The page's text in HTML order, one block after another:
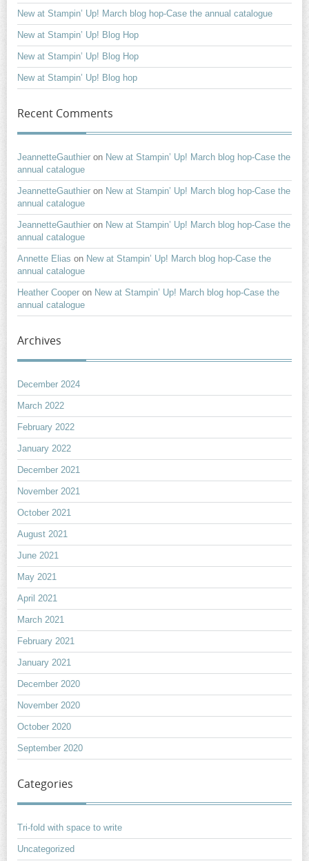
New at Stampin’ Up! March blog hop-Case the annual catalogue
New at Stampin’ Up! Blog Hop
New at Stampin’ Up! Blog Hop
New at Stampin’ Up! Blog hop
Recent Comments
JeannetteGauthier on New at Stampin’ Up! March blog hop-Case the
annual catalogue
JeannetteGauthier on New at Stampin’ Up! March blog hop-Case the
annual catalogue
JeannetteGauthier on New at Stampin’ Up! March blog hop-Case the
annual catalogue
Annette Elias on New at Stampin’ Up! March blog hop-Case the
annual catalogue
Heather Cooper on New at Stampin’ Up! March blog hop-Case the
annual catalogue
Archives
December 2024
March 2022
February 2022
January 2022
December 2021
November 2021
October 2021
August 2021
June 2021
May 2021
April 2021
March 2021
February 2021
January 2021
December 2020
November 2020
October 2020
September 2020
Categories
Tri-fold with space to write
Uncategorized